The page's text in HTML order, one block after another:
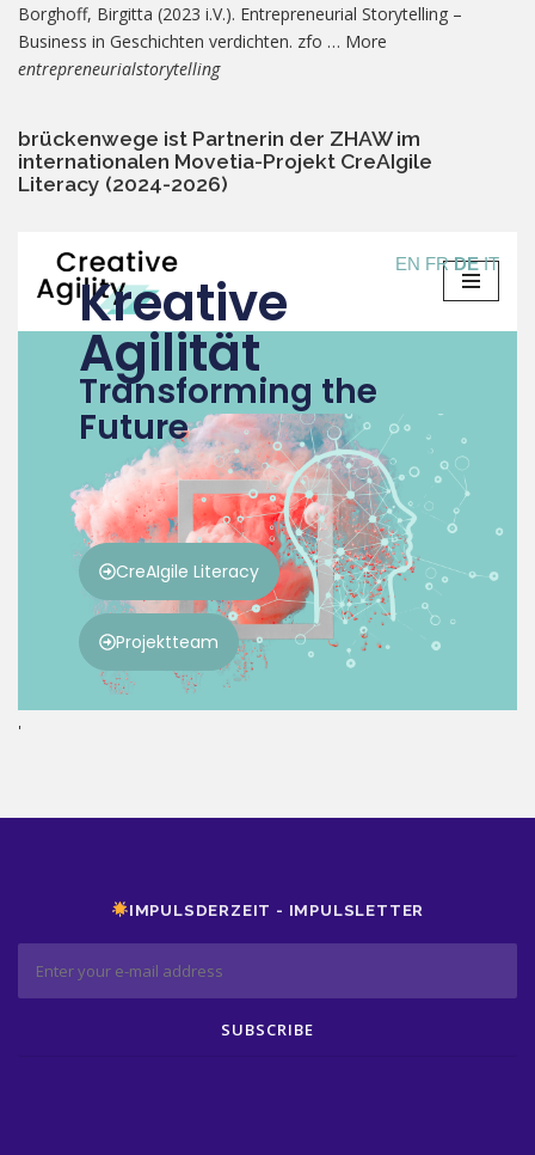
Borghoff, Birgitta (2023 i.V.). Entrepreneurial Storytelling –
Business in Geschichten verdichten. zfo … More
entrepreneurialstorytelling
brückenwege ist Partnerin der ZHAW im
internationalen Movetia-Projekt CreAIgile
Literacy (2024-2026)
'
IMPULSDERZEIT - IMPULSLETTER